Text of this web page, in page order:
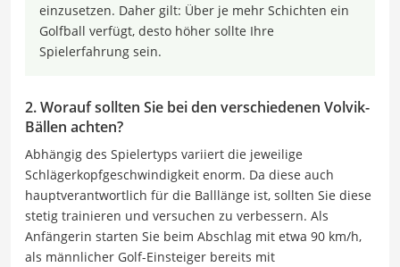
einzusetzen. Daher gilt: Über je mehr Schichten ein
Golfball verfügt, desto höher sollte Ihre
Spielerfahrung sein.
2. Worauf sollten Sie bei den verschiedenen Volvik-
Bällen achten?
Abhängig des Spielertyps variiert die jeweilige
Schlägerkopfgeschwindigkeit enorm. Da diese auch
hauptverantwortlich für die Balllänge ist, sollten Sie diese
stetig trainieren und versuchen zu verbessern. Als
Anfängerin starten Sie beim Abschlag mit etwa 90 km/h,
als männlicher Golf-Einsteiger bereits mit